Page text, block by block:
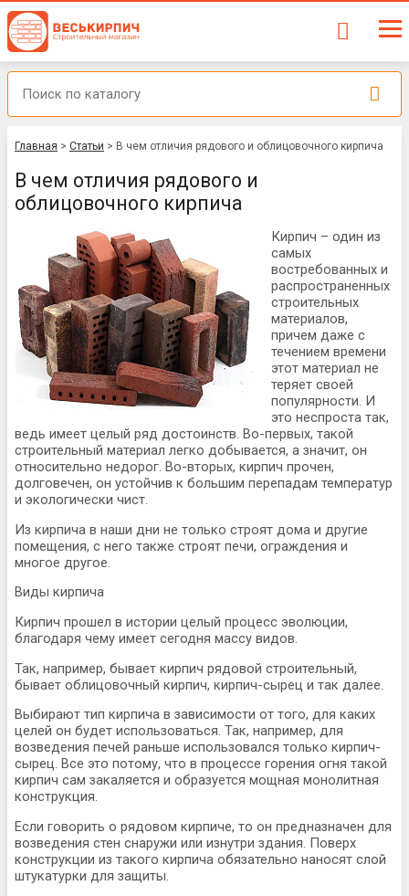
Главная > Статьи > В чем отличия рядового и облицовочного кирпича
В чем отличия рядового и
облицовочного кирпича
Кирпич – один из
самых
востребованных и
распространенных
строительных
материалов,
причем даже с
течением времени
этот материал не
теряет своей
популярности. И
это неспроста так,
ведь имеет целый ряд достоинств. Во-первых, такой
строительный материал легко добывается, а значит, он
относительно недорог. Во-вторых, кирпич прочен,
долговечен, он устойчив к большим перепадам температур
и экологически чист.
Из кирпича в наши дни не только строят дома и другие
помещения, с него также строят печи, ограждения и
многое другое.
Виды кирпича
Кирпич прошел в истории целый процесс эволюции,
благодаря чему имеет сегодня массу видов.
Так, например, бывает кирпич рядовой строительный,
бывает облицовочный кирпич, кирпич-сырец и так далее.
Выбирают тип кирпича в зависимости от того, для каких
целей он будет использоваться. Так, например, для
возведения печей раньше использовался только кирпич-
сырец. Все это потому, что в процессе горения огня такой
кирпич сам закаляется и образуется мощная монолитная
конструкция.
Если говорить о рядовом кирпиче, то он предназначен для
возведения стен снаружи или изнутри здания. Поверх
конструкции из такого кирпича обязательно наносят слой
штукатурки для защиты.